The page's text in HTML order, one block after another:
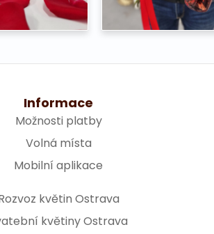
Informace
Možnosti platby
Volná místa
Mobilní aplikace
květin Ostrava
květiny Ostrava